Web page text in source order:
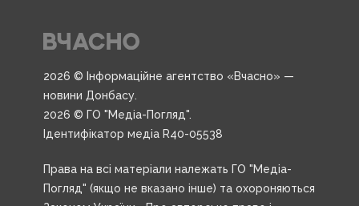
2026 © Інформаційне агентство «Вчасно» —
новини Донбасу.
2026 © ГО "Медіа-Погляд".
Ідентифікатор медіа R40-05538
Права на всі матеріали належать ГО "Медіа-
Погляд" (якщо не вказано інше) та охороняються